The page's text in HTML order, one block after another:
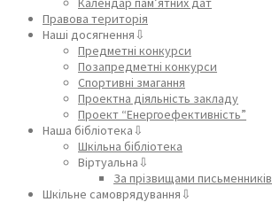
Правова територія
Наші досягнення⇩
Предметні конкурси
Позапредметні конкурси
Спортивні змагання
Проектна діяльність закладу
Проект “Енергоефективність”
Наша бібліотека⇩
Шкільна бібліотека
Віртуальна⇩
За прізвищами письменників
Шкільне самоврядування⇩